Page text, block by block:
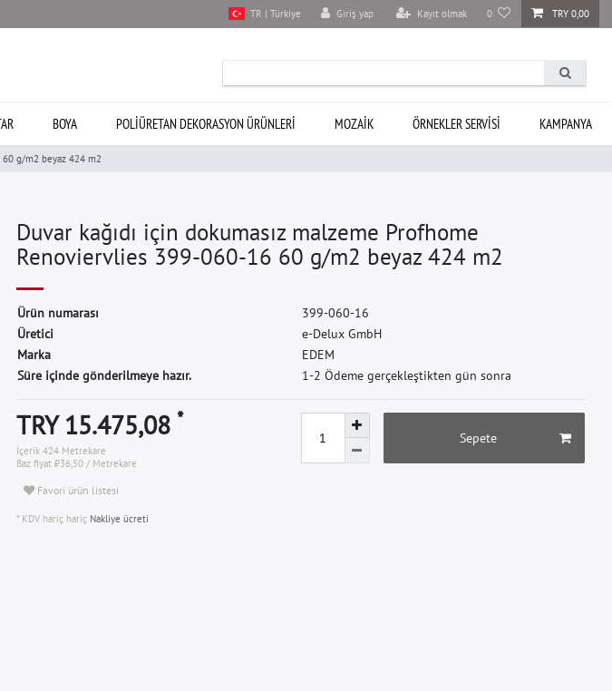
Giriş yap Kayıt olmak 0 TRY 0,00
TR | Türkiye
BOYA POLIÜRETAN DEKORASYON ÜRÜNLERI MOZAIK ÖRNEKLER SERVISI KAMPANYA
60 g/m2 beyaz 424 m2
Duvar kağıdı için dokumasız malzeme Profhome
Renoviervlies 399-060-16 60 g/m2 beyaz 424 m2
Ürün numarası 399-060-16
Üretici e-Delux GmbH
Marka EDEM
Süre içinde gönderilmeye hazır.
1-2 Ödeme gerçekleştikten gün sonra
TRY 15.475,08 *
İçerik 424 Metrekare
Baz fiyat ₺36,50 / Metrekare
Sepete
Favori ürün listesi
* KDV hariç hariç Nakliye ücreti